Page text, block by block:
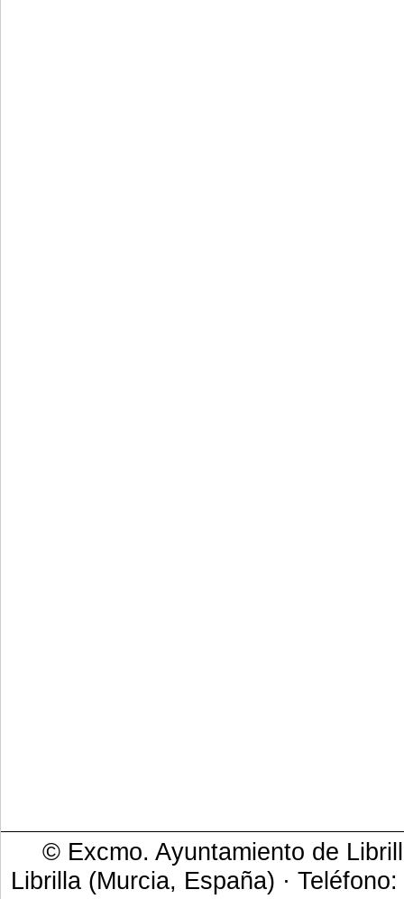
© Excmo. Ayuntamiento de
Librilla (Murcia, España) ·